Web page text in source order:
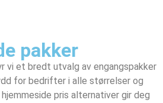
pakker
vi et bredt utvalg av engangspakker
for bedrifter i alle størrelser og
pris alternativer gir deg